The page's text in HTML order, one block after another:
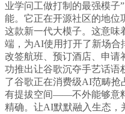
业学问工做打制的最强模子
能。它正在开源社区的地位
这款新一代大模子。这意味
端，为AI使用打开了新场合
改签航班、预订酒店、申请
功推出让谷歌沉夺手艺话语
了谷歌正在消费级AI范畴抢
有提拔空间——不外能够意
精确。让AI默默融入生态，